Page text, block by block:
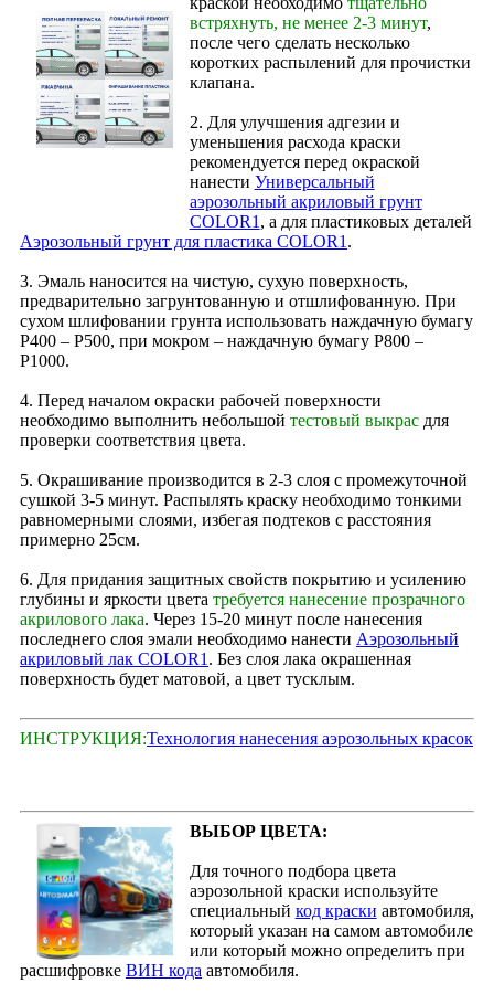
встряхнуть, не менее 2-3 минут,
после чего сделать несколько
коротких распылений для прочистки
клапана.
2. Для улучшения адгезии и
уменьшения расхода краски
рекомендуется перед окраской
нанести Универсальный
аэрозольный акриловый грунт
COLOR1 , а для пластиковых деталей
Аэрозольный грунт для пластика COLOR1 .
3. Эмаль наносится на чистую, сухую поверхность,
предварительно загрунтованную и отшлифованную. При
сухом шлифовании грунта использовать наждачную бумагу
Р400 – Р500, при мокром – наждачную бумагу Р800 –
Р1000.
4. Перед началом окраски рабочей поверхности
необходимо выполнить небольшой тестовый выкрас для
проверки соответствия цвета.
5. Окрашивание производится в 2‑3 слоя с промежуточной
сушкой 3-5 минут. Распылять краску необходимо тонкими
равномерными слоями, избегая подтеков с расстояния
примерно 25см.
6. Для придания защитных свойств покрытию и усилению
глубины и яркости цвета требуется нанесение прозрачного
акрилового лака. Через 15‑20 минут после нанесения
последнего слоя эмали необходимо нанести Аэрозольный
акриловый лак COLOR1 . Без слоя лака окрашенная
поверхность будет матовой, а цвет тусклым.
ИНСТРУКЦИЯ:Технология нанесения аэрозольных красок
ВЫБОР ЦВЕТА:
Для точного подбора цвета
аэрозольной краски используйте
специальный код краски автомобиля,
который указан на самом автомобиле
или который можно определить при
расшифровке ВИН кода автомобиля.